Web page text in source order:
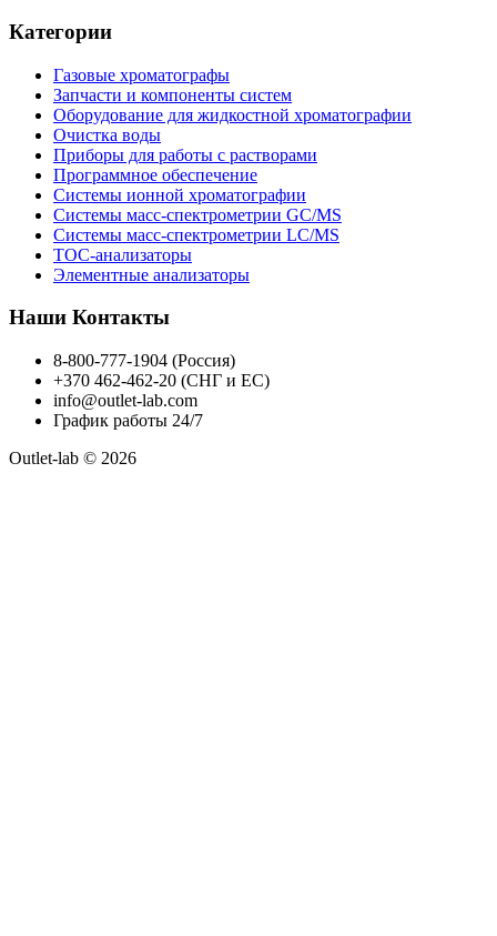
Категории
Газовые хроматографы
Запчасти и компоненты систем
Оборудование для жидкостной хроматографии
Очистка воды
Приборы для работы с растворами
Программное обеспечение
Системы ионной хроматографии
Системы масс-спектрометрии GC/MS
Системы масс-спектрометрии LC/MS
ТОС-анализаторы
Элементные анализаторы
Наши Контакты
8-800-777-1904 (Россия)
+370 462-462-20 (СНГ и ЕС)
info@outlet-lab.com
График работы 24/7
Outlet-lab © 2026